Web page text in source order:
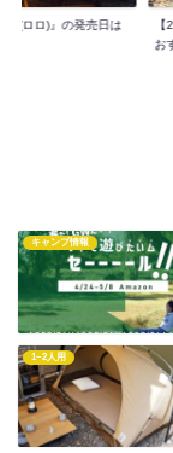
ロロ)』の発売日は
お
キャンプ情報
1~2人用